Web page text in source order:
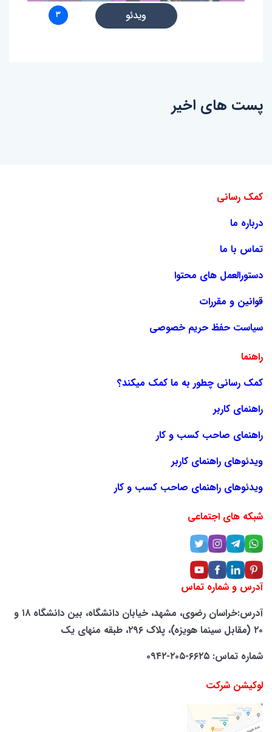
ویدئو ۳
پست های اخیر
کمک رسانی
درباره ما
تماس با ما
دستورالعمل های محتوا
قوانین و مقررات
سیاست حفظ حریم خصوصی
راهنما
کمک رسانی چطور به ما کمک میکند؟
راهنمای کاربر
راهنمای صاحب کسب و کار
ویدئوهای راهنمای کاربر
ویدئوهای راهنمای صاحب کسب و کار
شبکه های اجتماعی
آدرس و شماره تماس
آدرس:خراسان رضوی، مشهد، خیابان دانشگاه، بین دانشگاه ۱۸ و
۲۰ (مقابل سینما هویزه)، پلاک ۲۹۶، طبقه منهای یک
شماره تماس: ۶۶۲۵-۲۰۵-۰۹۴۲
لوکیشن شرکت